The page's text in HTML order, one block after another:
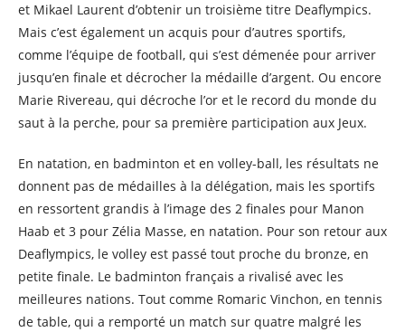
et Mikael Laurent d’obtenir un troisième titre Deaflympics.
Mais c’est également un acquis pour d’autres sportifs,
comme l’équipe de football, qui s’est démenée pour arriver
jusqu’en finale et décrocher la médaille d’argent. Ou encore
Marie Rivereau, qui décroche l’or et le record du monde du
saut à la perche, pour sa première participation aux Jeux.
En natation, en badminton et en volley-ball, les résultats ne
donnent pas de médailles à la délégation, mais les sportifs
en ressortent grandis à l’image des 2 finales pour Manon
Haab et 3 pour Zélia Masse, en natation. Pour son retour aux
Deaflympics, le volley est passé tout proche du bronze, en
petite finale. Le badminton français a rivalisé avec les
meilleures nations. Tout comme Romaric Vinchon, en tennis
de table, qui a remporté un match sur quatre malgré les